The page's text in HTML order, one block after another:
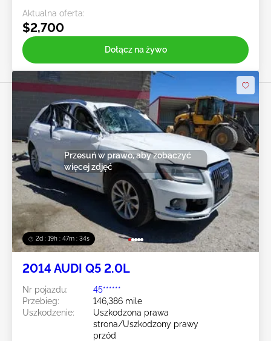
Aktualna oferta:
$2,700
Dołącz na żywo
2d : 19h : 47m : 31s
Przesuń w prawo, aby zobaczyć
więcej zdjęć
2014 AUDI Q5 2.0L
Nr pojazdu:
45******
Przebieg:
146,386 mile
Uszkodzenie:
Uszkodzona prawa
strona/Uszkodzony prawy
przód